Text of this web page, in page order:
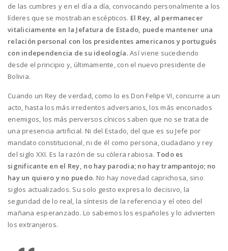
de las cumbres y en el día a día, convocando personalmente a los
líderes que se mostraban escépticos. El Rey, al permanecer
vitaliciamente en la Jefatura de Estado, puede mantener una
relación personal con los presidentes americanos y portugués
con independencia de su ideología.Así viene sucediendo
desde el principio y, últimamente, con el nuevo presidente de
Bolivia.
Cuando un Rey de verdad, como lo es Don Felipe VI, concurre a un
acto, hasta los más irredentos adversarios, los más enconados
enemigos, los más perversos cínicos saben que no se trata de
una presencia artificial. Ni del Estado, del que es su Jefe por
mandato constitucional, ni de él como persona, ciudadano y rey
del siglo XXI. Es la razón de su cólera rabiosa. Todo es
significante en el Rey, no hay parodia; no hay trampantojo; no
hay un quiero y no puedo. No hay novedad caprichosa, sino
siglos actualizados. Su solo gesto expresa lo decisivo, la
seguridad de lo real, la síntesis de la referencia y el oteo del
mañana esperanzado. Lo sabemos los españoles y lo advierten
los extranjeros.